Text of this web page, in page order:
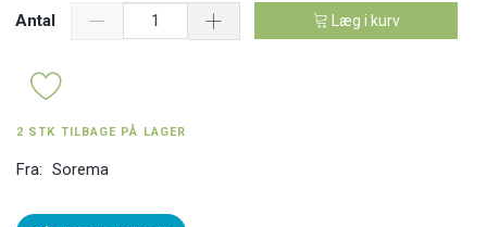
Antal Læg i kurv
2 STK TILBAGE PÅ LAGER
Fra: Sorema